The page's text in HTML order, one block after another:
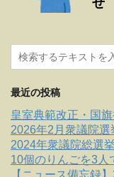
せ
最近の投稿
皇室典範改正・国
2026年2月衆議院
2024年衆議院総選
10個のりんごを3人
【ニュース備忘録